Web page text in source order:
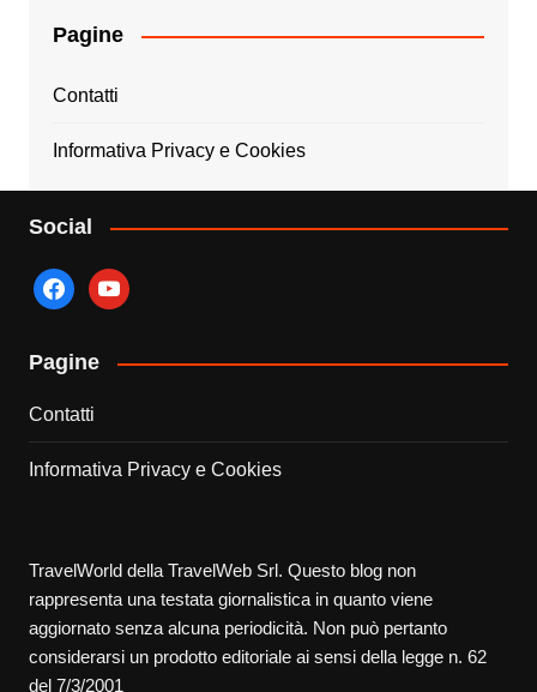
Pagine
Contatti
Informativa Privacy e Cookies
Social
facebookyoutube
Pagine
Contatti
Informativa Privacy e Cookies
TravelWorld della TravelWeb Srl. Questo blog non
rappresenta una testata giornalistica in quanto viene
aggiornato senza alcuna periodicità. Non può pertanto
considerarsi un prodotto editoriale ai sensi della legge n. 62
del 7/3/2001